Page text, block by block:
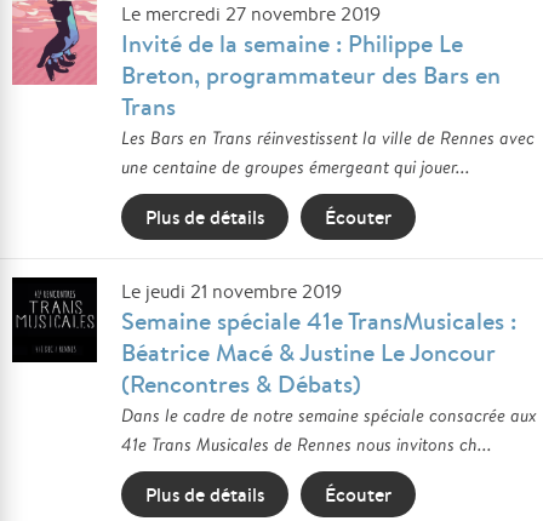
Le mercredi 27 novembre 2019
Invité de la semaine : Philippe Le
Breton, programmateur des Bars en
Trans
Les Bars en Trans réinvestissent la ville de Rennes avec
une centaine de groupes émergeant qui jouer...
Plus de détails Écouter
Le jeudi 21 novembre 2019
Semaine spéciale 41e TransMusicales :
Béatrice Macé & Justine Le Joncour
(Rencontres & Débats)
Dans le cadre de notre semaine spéciale consacrée aux
41e Trans Musicales de Rennes nous invitons ch...
Plus de détails Écouter